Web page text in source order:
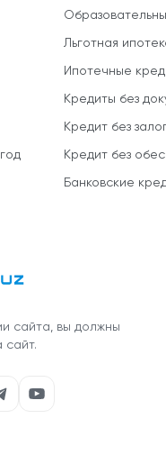
Льготная
Ипотечные
Кредиты без
Кредит без
Кредит без
Банковские
сайта, вы должны
сайт.